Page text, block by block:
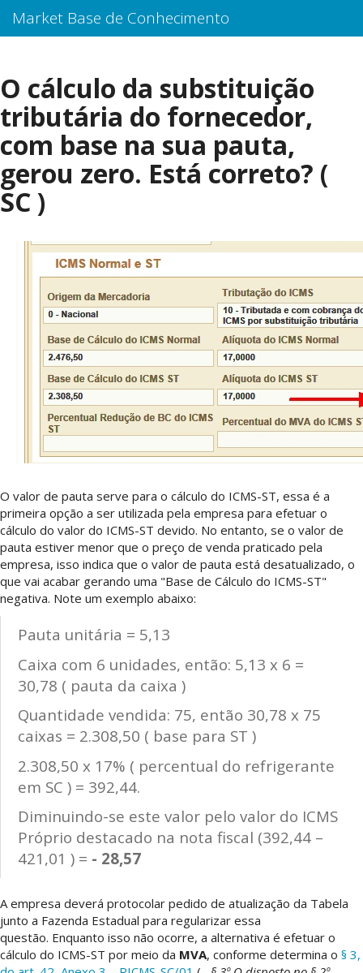
Market Base de Conhecimento
O cálculo da substituição
tributária do fornecedor,
com base na sua pauta,
gerou zero. Está correto? (
SC )
O valor de pauta serve para o cálculo do ICMS-ST, essa é a
primeira opção a ser utilizada pela empresa para efetuar o
cálculo do valor do ICMS-ST devido. No entanto, se o valor de
pauta estiver menor que o preço de venda praticado pela
empresa, isso indica que o valor de pauta está desatualizado, o
que vai acabar gerando uma "Base de Cálculo do ICMS-ST"
negativa. Note um exemplo abaixo:
Pauta unitária = 5,13
Caixa com 6 unidades, então: 5,13 x 6 =
30,78 ( pauta da caixa )
Quantidade vendida: 75, então 30,78 x 75
caixas = 2.308,50 ( base para ST )
2.308,50 x 17% ( percentual do refrigerante
em SC ) = 392,44.
Diminuindo-se este valor pelo valor do ICMS
Próprio destacado na nota fiscal (392,44 –
421,01 ) = - 28,57
A empresa deverá protocolar pedido de atualização da Tabela
junto a Fazenda Estadual para regularizar essa
questão. Enquanto isso não ocorre, a alternativa é efetuar o
cálculo do ICMS-ST por meio da MVA, conforme determina o § 3,